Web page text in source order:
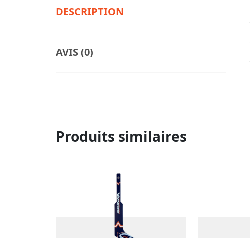
DESCRIPTION
AVIS (0)
Produits similaires